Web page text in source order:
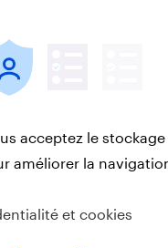
2024
?
acceptez le stockage
améliorer la
et cookies